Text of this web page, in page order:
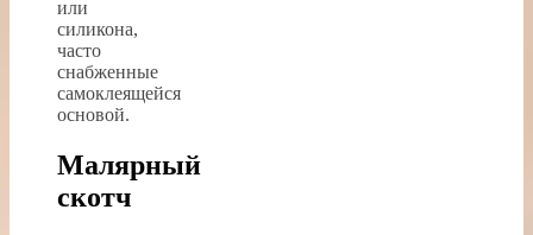
или
силикона,
часто
снабженные
самоклеящейся
основой.
Малярный
скотч